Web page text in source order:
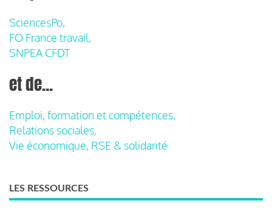
SciencesPo,
FO France travail,
SNPEA CFDT
et de...
Emploi, formation et compétences,
Relations sociales,
Vie économique, RSE & solidarité
LES RESSOURCES